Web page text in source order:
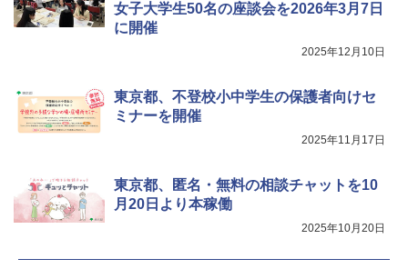
女子大学生50名の座談会を2026年3月7日
に開催
2025年12月10日
東京都、不登校小中学生の保護者向けセ
ミナーを開催
2025年11月17日
東京都、匿名・無料の相談チャットを10
月20日より本稼働
2025年10月20日